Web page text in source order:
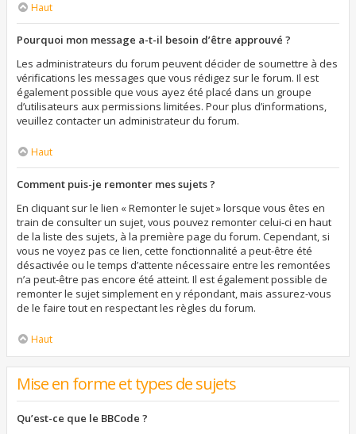
Haut
Pourquoi mon message a-t-il besoin d’être approuvé ?
Les administrateurs du forum peuvent décider de soumettre à des
vérifications les messages que vous rédigez sur le forum. Il est
également possible que vous ayez été placé dans un groupe
d’utilisateurs aux permissions limitées. Pour plus d’informations,
veuillez contacter un administrateur du forum.
Haut
Comment puis-je remonter mes sujets ?
En cliquant sur le lien « Remonter le sujet » lorsque vous êtes en
train de consulter un sujet, vous pouvez remonter celui-ci en haut
de la liste des sujets, à la première page du forum. Cependant, si
vous ne voyez pas ce lien, cette fonctionnalité a peut-être été
désactivée ou le temps d’attente nécessaire entre les remontées
n’a peut-être pas encore été atteint. Il est également possible de
remonter le sujet simplement en y répondant, mais assurez-vous
de le faire tout en respectant les règles du forum.
Haut
Mise en forme et types de sujets
Qu’est-ce que le BBCode ?